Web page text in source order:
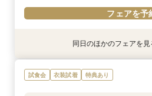
フェアを予
特典あり
【自宅で式場見学★】
ライン相談会♪
特典あり
【迷っている方も大歓
談×次回試食付
衣装試着 特典あり
＼前々日〜当日予約◎
限定前撮り特典付
特典あり
【フォト婚】貸切邸宅
定特典付相談会
衣装試着 特典あり
今月限定【130万優待
×特製スイーツ
同日のほかのフェアを見
試食会 衣装試着 特典あり